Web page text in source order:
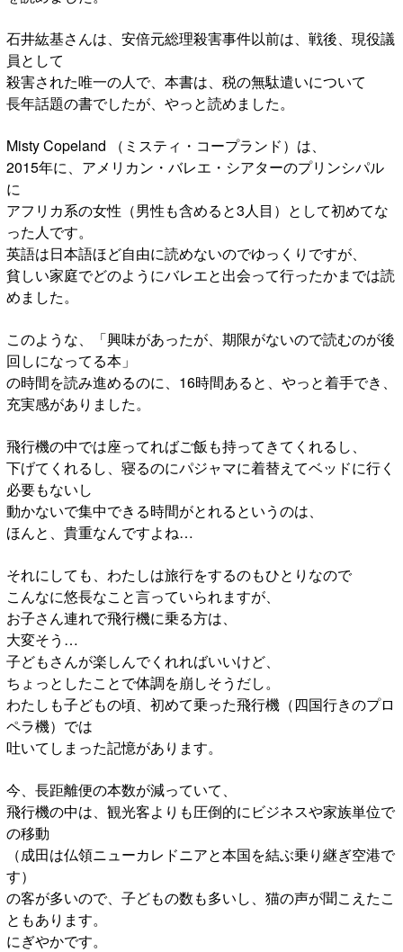
石井紘基さんは、安倍元総理殺害事件以前は、戦後、現役議
員として
殺害された唯一の人で、本書は、税の無駄遣いについて
長年話題の書でしたが、やっと読めました。
Misty Copeland （ミスティ・コープランド）は、
2015年に、アメリカン・バレエ・シアターのプリンシパル
に
アフリカ系の女性（男性も含めると3人目）として初めてな
った人です。
英語は日本語ほど自由に読めないのでゆっくりですが、
貧しい家庭でどのようにバレエと出会って行ったかまでは読
めました。
このような、「興味があったが、期限がないので読むのが後
回しになってる本」
の時間を読み進めるのに、16時間あると、やっと着手でき、
充実感がありました。
飛行機の中では座ってればご飯も持ってきてくれるし、
下げてくれるし、寝るのにパジャマに着替えてベッドに行く
必要もないし
動かないで集中できる時間がとれるというのは、
ほんと、貴重なんですよね…
それにしても、わたしは旅行をするのもひとりなので
こんなに悠長なこと言っていられますが、
お子さん連れで飛行機に乗る方は、
大変そう…
子どもさんが楽しんでくれればいいけど、
ちょっとしたことで体調を崩しそうだし。
わたしも子どもの頃、初めて乗った飛行機（四国行きのプロ
ペラ機）では
吐いてしまった記憶があります。
今、長距離便の本数が減っていて、
飛行機の中は、観光客よりも圧倒的にビジネスや家族単位で
の移動
（成田は仏領ニューカレドニアと本国を結ぶ乗り継ぎ空港で
す）
の客が多いので、子どもの数も多いし、猫の声が聞こえたこ
ともあります。
にぎやかです。